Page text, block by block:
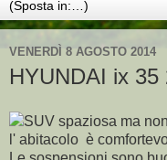
VENERDÌ 8 AGOSTO 2014
HYUNDAI ix 35
SUV spaziosa ma
l' abitacolo è